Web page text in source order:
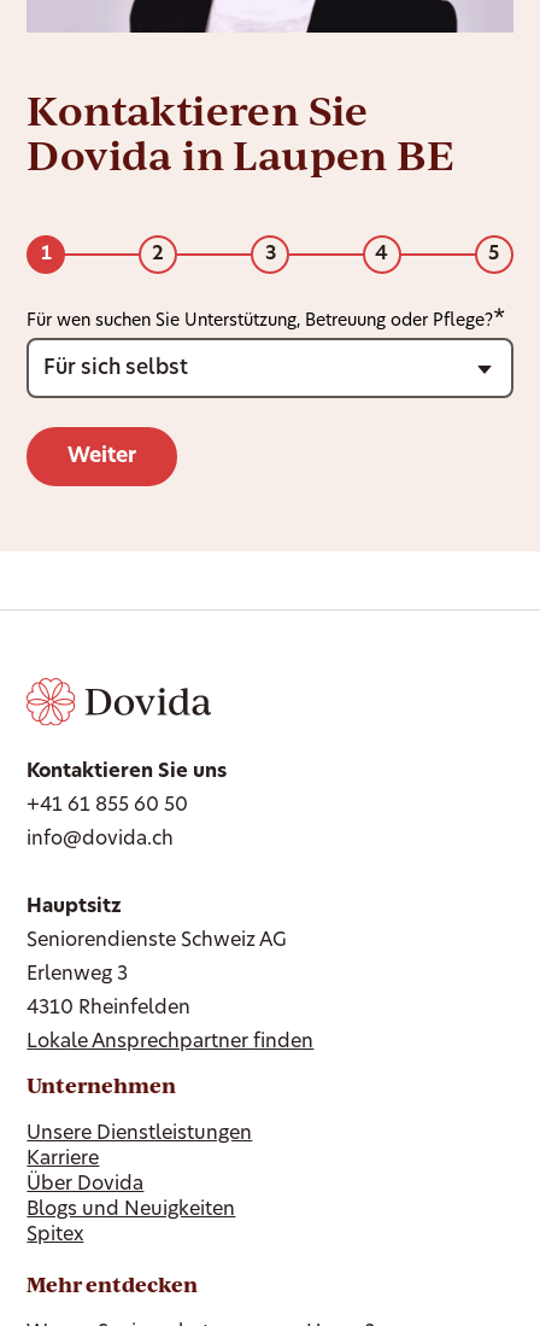
Kontaktieren Sie
Dovida in Laupen BE
1 2 3 4 5
Für wen suchen Sie Unterstützung, Betreuung oder Pflege?
Kontaktieren Sie uns
+41 61 855 60 50
info@dovida.ch
Hauptsitz
Seniorendienste Schweiz AG
Erlenweg 3
4310 Rheinfelden
Lokale Ansprechpartner finden
Unternehmen
Unsere Dienstleistungen
Karriere
Über Dovida
Blogs und Neuigkeiten
Spitex
Mehr entdecken